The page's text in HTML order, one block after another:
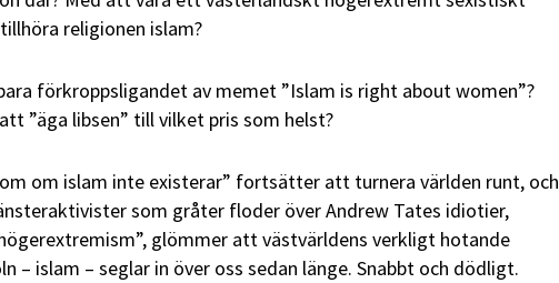
religionen islam?
förkroppsligandet av memet ”Islam is right about women”?
”äga libsen” till vilket pris som helst?
om islam inte existerar” fortsätter att turnera världen runt, och
som gråter floder över Andrew Tates idiotier,
glömmer att västvärldens verkligt hotande
– islam – seglar in över oss sedan länge. Snabbt och dödligt.